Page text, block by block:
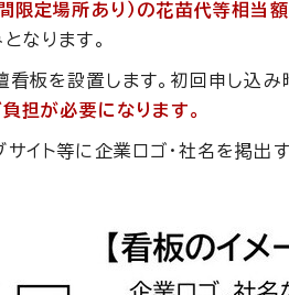
限定場所あり）の花苗代等相当額
なります。
看板を設置します。初回申し込
担が必要になります。
イト等に企業ロゴ・社名を掲出